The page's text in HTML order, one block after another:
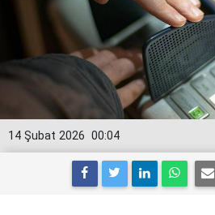
00:04
14 Şubat 2026